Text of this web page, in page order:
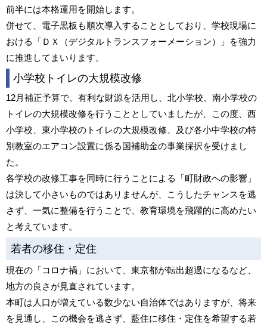
前半には本格運用を開始します。
併せて、電子黒板も順次導入することとしており、学校現場に
おける「ＤＸ（デジタルトランスフォーメーション）」を強力
に推進してまいります。
小学校トイレの大規模改修
12月補正予算で、有利な財源を活用し、北小学校、南小学校の
トイレの大規模改修を行うこととしていましたが、この度、西
小学校、東小学校のトイレの大規模改修、及び各小中学校の特
別教室のエアコン設置に係る国補助金の事業採択を受けまし
た。
各学校の改修工事を同時に行うことによる「町財政への影響」
は決して小さいものではありませんが、こうしたチャンスを逃
さず、一気に整備を行うことで、教育環境を飛躍的に高めたい
と考えています。
若者の移住・定住
現在の「コロナ禍」において、東京都が転出超過になるなど、
地方の良さが見直されています。
本町は人口が増えている数少ない自治体ではありますが、将来
を見通し、この機会を逃さず、藍住に移住・定住を希望する若